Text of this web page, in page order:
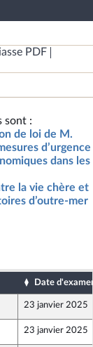
PDF
sont :
de loi de M.
d’urgence
dans les
la vie chère et
d’outre-mer
Date d'examen
23 janvier 2025
23 janvier 2025